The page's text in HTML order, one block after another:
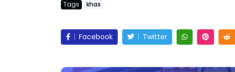
Tags khas
Facebook Twitter